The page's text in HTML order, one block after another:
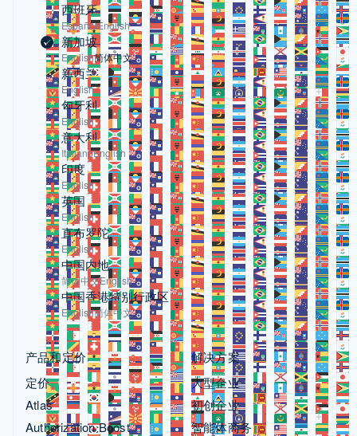
西班牙
EspañolEnglish
新加坡
English简体中文
新西兰
English
匈牙利
English
意大利
ItalianoEnglish
印度
English
英国
English
直布罗陀
English
中国内地
简体中文English
中国香港特别行政区
English简体中文
产品和定价
定价
Atlas
Authorization Boost
解决方案
大型企业
初创企业
智能体商务